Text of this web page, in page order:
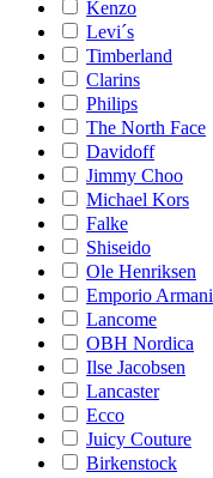
Kenzo
Levi´s
Timberland
Clarins
Philips
The North Face
Davidoff
Jimmy Choo
Michael Kors
Falke
Shiseido
Ole Henriksen
Emporio Armani
Lancome
OBH Nordica
Ilse Jacobsen
Lancaster
Ecco
Juicy Couture
Birkenstock